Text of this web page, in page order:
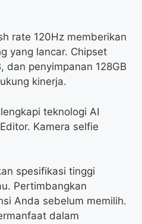
rate 120Hz memberikan
yang lancar. Chipset
dan penyimpanan 128GB
kinerja.
teknologi AI
Kamera selfie
spesifikasi tinggi
Pertimbangkan
Anda sebelum memilih.
dalam